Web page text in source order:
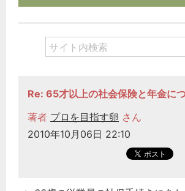
Re: 65才以上の社会保険と年金に
著者 プロを目指す卵 さん
2010年10月06日 22:10